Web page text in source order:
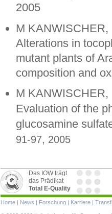
2005
M KANWISCHER,
Alterations in
mutant plants of
composition and
M
Evaluation of the
glucosamine
91-97, 2005
Das IOW trägt
das Prädikat
Total E-Quality
Navigation
überspringen
Home | News | Forschung | Karriere |